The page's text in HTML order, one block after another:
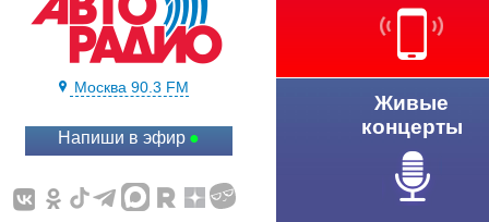
Москва 90.3 FM
Напиши в эфир
Живые
концерты